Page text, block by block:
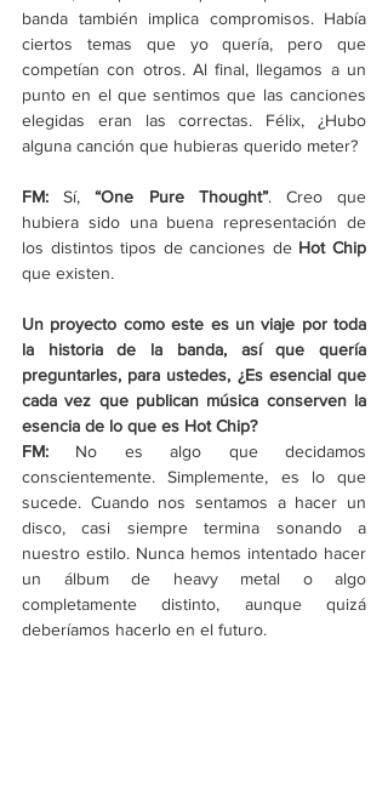
banda también implica compromisos. Había
ciertos temas que yo quería, pero que
competían con otros. Al final, llegamos a un
punto en el que sentimos que las canciones
elegidas eran las correctas. Félix, ¿Hubo
alguna canción que hubieras querido meter?
FM: Sí, “One Pure Thought”. Creo que
hubiera sido una buena representación de
los distintos tipos de canciones de Hot Chip
que existen.
Un proyecto como este es un viaje por toda
la historia de la banda, así que quería
preguntarles, para ustedes, ¿Es esencial que
cada vez que publican música conserven la
esencia de lo que es Hot Chip?
FM: No es algo que decidamos
conscientemente. Simplemente, es lo que
sucede. Cuando nos sentamos a hacer un
disco, casi siempre termina sonando a
nuestro estilo. Nunca hemos intentado hacer
un álbum de heavy metal o algo
completamente distinto, aunque quizá
deberíamos hacerlo en el futuro.